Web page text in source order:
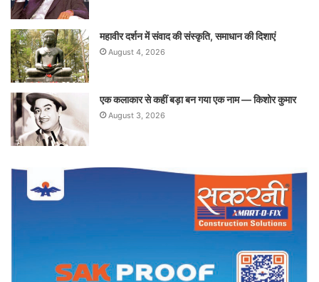
महावीर दर्शन में संवाद की संस्कृति, समाधान की दिशाएं
August 4, 2026
एक कलाकार से कहीं बड़ा बन गया एक नाम — किशोर कुमार
August 3, 2026